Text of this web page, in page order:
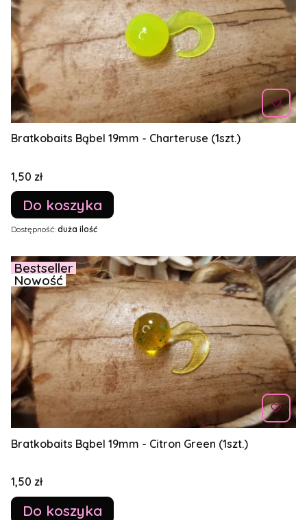
Bratkobaits Bąbel 19mm - Charteruse (1szt.)
Cena
1,50 zł
Do koszyka
Dostępność: duża ilość
Bestseller
Nowość
Bratkobaits Bąbel 19mm - Citron Green (1szt.)
Cena
1,50 zł
Do koszyka